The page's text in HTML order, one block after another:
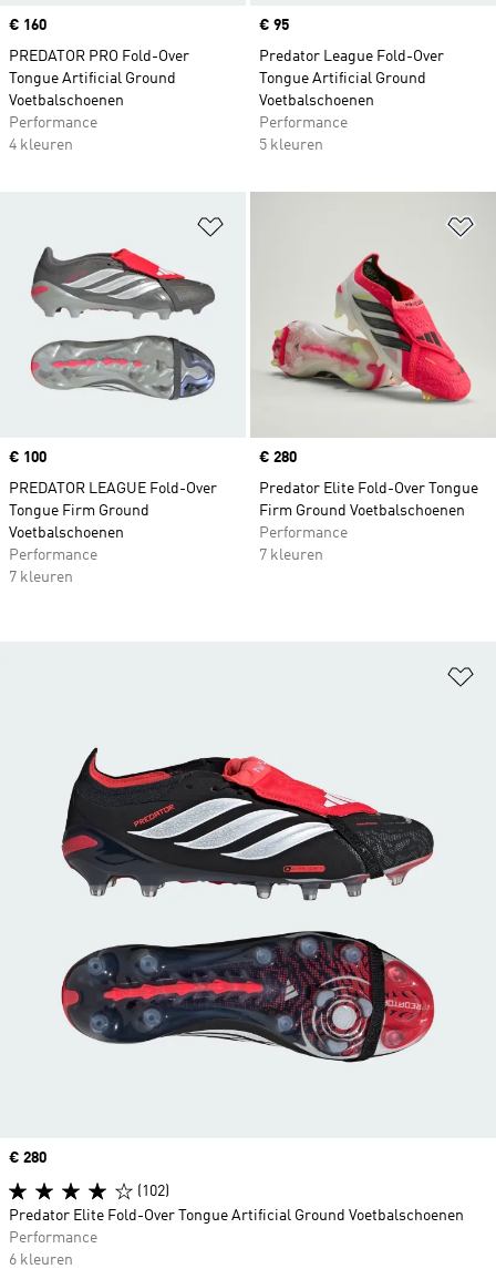
Price
€ 160
PREDATOR PRO Fold-Over
Tongue Artificial Ground
Voetbalschoenen
Performance
4 kleuren
Price
€ 95
Predator League Fold-Over
Tongue Artificial Ground
Voetbalschoenen
Performance
5 kleuren
Price
€ 100
PREDATOR LEAGUE Fold-Over
Tongue Firm Ground
Voetbalschoenen
Performance
7 kleuren
Price
€ 280
Predator Elite Fold-Over Tongue
Firm Ground Voetbalschoenen
Performance
7 kleuren
Price
€ 280
(102)
Predator Elite Fold-Over Tongue Artificial Ground Voetbalschoenen
Performance
6 kleuren